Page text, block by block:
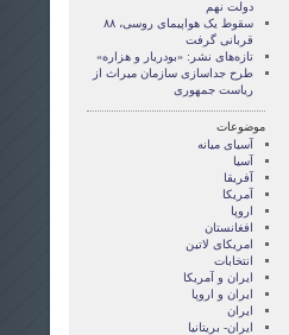
دولت نهم
سقوط یک هواپیمای روسی، ۸۸
قربانی گرفت
تازه‌های نشر: «بودریار و هزاره»
طرح جداسازی سازمان میراث از
ریاست جمهوری
موضوعات
آسيای ميانه
آسیا
آفریقا
آمریکا
اروپا
افغانستان
امریکای لاتین
انتخابات
ايران و آمريکا
ايران و اروپا
ایران
ایران- بریتانیا